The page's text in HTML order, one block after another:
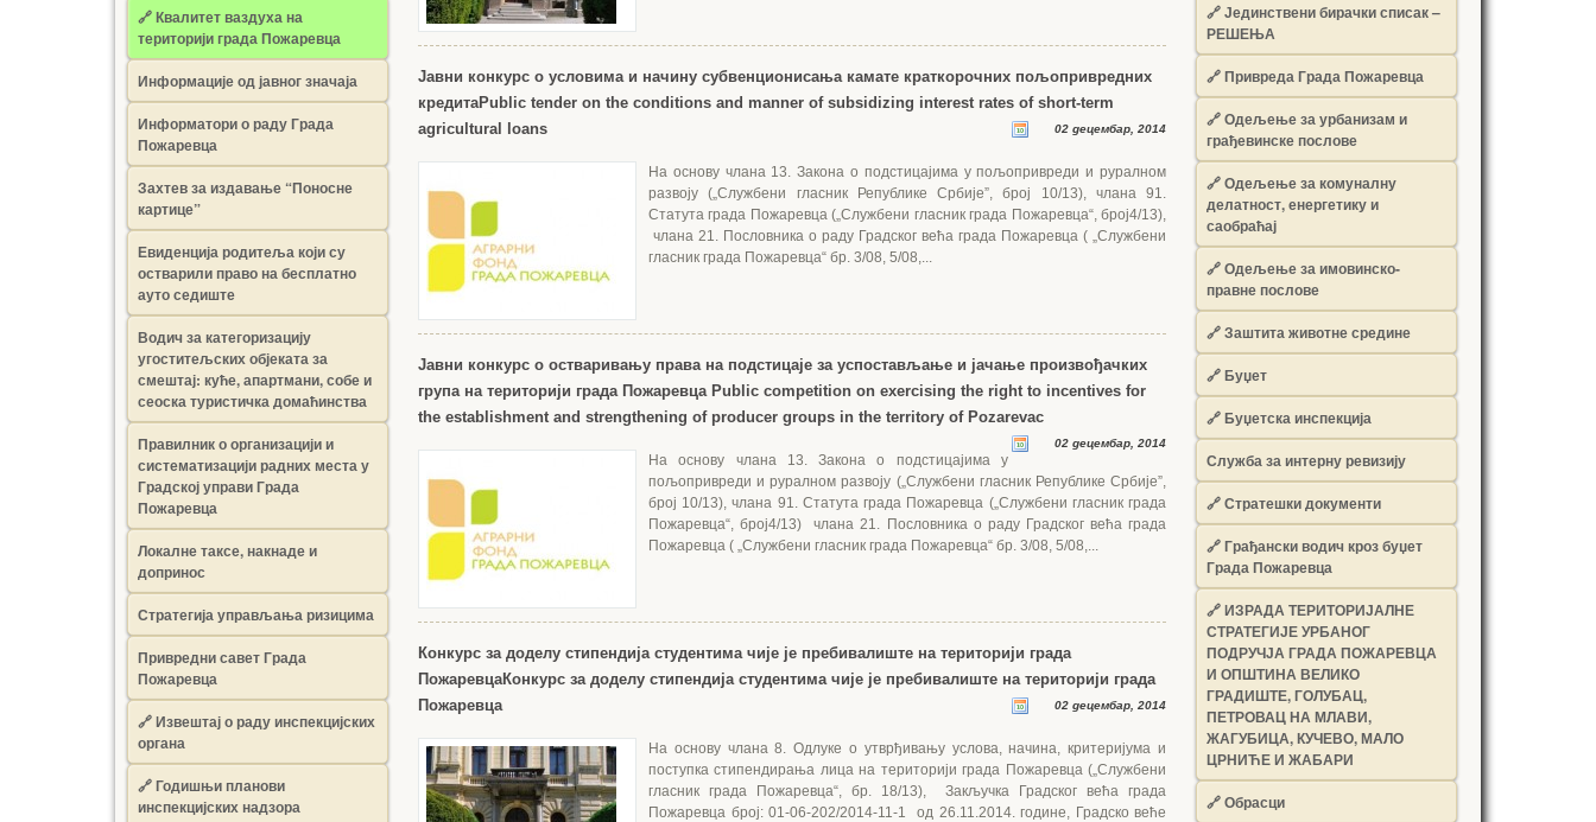
🔗 Квалитет ваздуха на
територији града Пожаревца
Информације од јавног значаја
Информатори о раду Града
Пожаревца
Захтев за издавање “Поносне
картице”
Евиденција родитеља који су
остварили право на бесплатно
ауто седиште
Водич за категоризацију
угоститељских објеката за
смештај: куће, апартмани, собе и
сеоска туристичка домаћинства
Правилник о организацији и
систематизацији радних места у
Градској управи Града
Пожаревца
Локалне таксе, накнаде и
допринос
Стратегија управљања ризицима
Привредни савет Града
Пожаревца
🔗Извештај о раду инспекцијских
органа
🔗Годишњи планови
инспекцијских надзора
Јавни конкурс о условима и начину субвенционисања камате краткорочних пољопривредних
кредитаPublic tender on the conditions and manner of subsidizing interest rates of short-term
agricultural loans
02 децембар, 2014
На основу члана 13. Закона о подстицајима у пољопривреди и руралном
развоју („Службени гласник Републике Србије”, број 10/13), члана 91.
Статута града Пожаревца („Службени гласник града Пожаревца“, брoj4/13),
члана 21. Пословника о раду Градског већа града Пожаревца ( „Службени
гласник града Пожаревца“ бр. 3/08, 5/08,...
Јавни конкурс о остваривању права на подстицаје за успостављање и јачање произвођачких
група на територији града Пожаревца Public competition on exercising the right to incentives for
the establishment and strengthening of producer groups in the territory of Pozarevac
02 децембар, 2014
На основу члана 13. Закона о подстицајима у
пољопривреди и руралном развоју („Службени гласник Републике Србије”,
број 10/13), члана 91. Статута града Пожаревца („Службени гласник града
Пожаревца“, брoj4/13) члана 21. Пословника о раду Градског већа града
Пожаревца ( „Службени гласник града Пожаревца“ бр. 3/08, 5/08,...
Конкурс за доделу стипендија студентима чије је пребивалиште на територији града
ПожаревцаКонкурс за доделу стипендија студентима чије је пребивалиште на територији града
Пожаревца
02 децембар, 2014
На основу члана 8. Одлуке о утврђивању услова, начина, критеријума и
поступка стипендирања лица на територији града Пожаревца („Службени
гласник града Пожаревца“, бр. 18/13), Закључка Градског већа града
Пожаревца број: 01-06-202/2014-11-1 од 26.11.2014. године, Градско веће
🔗Јединствени бирачки списак –
РЕШЕЊА
🔗Привреда Града Пожаревца
🔗Одељење за урбанизам и
грађевинске послове
🔗Одељење за комуналну
делатност, енергетику и
саобраћај
🔗Одељење за имовинско-
правне послове
🔗Заштита животне средине
🔗Буџет
🔗Буџетска инспекција
Служба за интерну ревизију
🔗Стратешки документи
🔗Грађански водич кроз буџет
Града Пожаревца
🔗ИЗРАДА ТЕРИТОРИЈАЛНЕ
СТРАТЕГИЈЕ УРБАНОГ
ПОДРУЧЈА ГРАДА ПОЖАРЕВЦА
И ОПШТИНА ВЕЛИКО
ГРАДИШТЕ, ГОЛУБАЦ,
ПЕТРОВАЦ НА МЛАВИ,
ЖАГУБИЦА, КУЧЕВО, МАЛО
ЦРНИЋЕ И ЖАБАРИ
🔗Обрасци